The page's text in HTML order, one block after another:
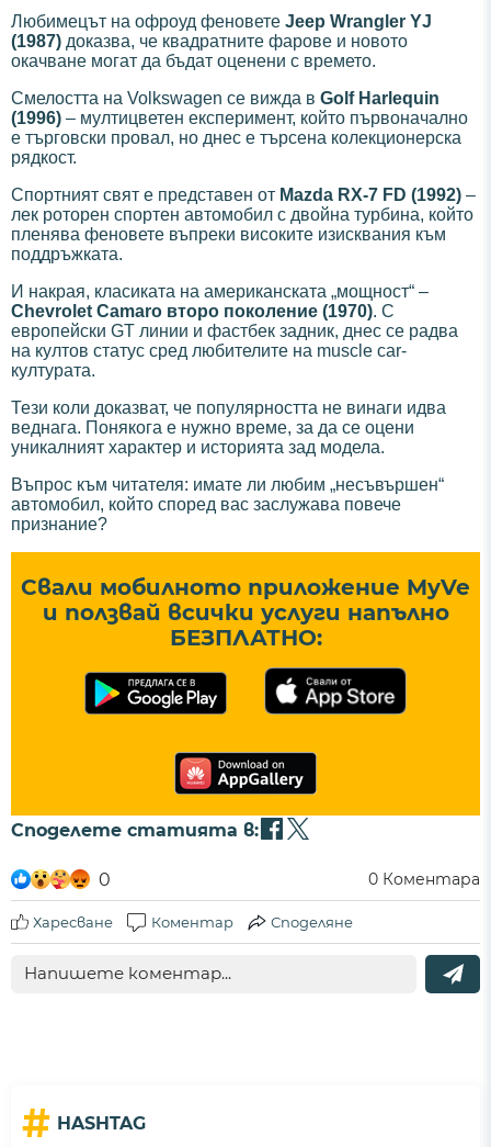
Любимецът на офроуд феновете Jeep Wrangler YJ
(1987) доказва, че квадратните фарове и новото
окачване могат да бъдат оценени с времето.
Смелостта на Volkswagen се вижда в Golf Harlequin
(1996) – мултицветен експеримент, който първоначално
е търговски провал, но днес е търсена колекционерска
рядкост.
Спортният свят е представен от Mazda RX-7 FD (1992) –
лек роторен спортен автомобил с двойна турбина, който
пленява феновете въпреки високите изисквания към
поддръжката.
И накрая, класиката на американската „мощност“ –
Chevrolet Camaro второ поколение (1970). С
европейски GT линии и фастбек задник, днес се радва
на култов статус сред любителите на muscle car-
културата.
Тези коли доказват, че популярността не винаги идва
веднага. Понякога е нужно време, за да се оцени
уникалният характер и историята зад модела.
Въпрос към читателя: имате ли любим „несъвършен“
автомобил, който според вас заслужава повече
признание?
Свали мобилното приложение MyVe
и ползвай всички услуги напълно
БЕЗПЛАТНО:
Споделете статията в:
0 0 Коментара
Харесване Коментар Споделяне
# HASHTAG